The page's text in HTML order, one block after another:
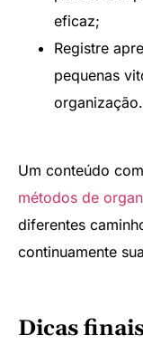
eficaz;
Registre
pequenas
organização.
Um conteúdo
métodos de
diferentes
continuamente
Dicas